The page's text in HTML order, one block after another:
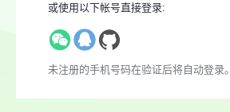
或使用以下帐号直接登录:
未注册的手机号码在验证后将自动登录。